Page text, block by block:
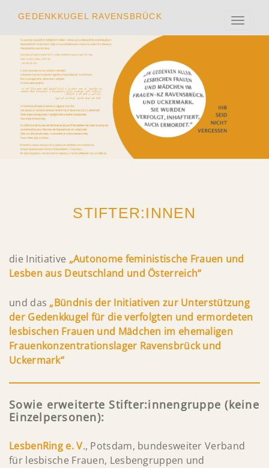
Toggle
GEDENKKUGEL RAVENSBRÜCK
STIFTER:INNEN
die Initiative „Autonome feministische Frauen und
Lesben aus Deutschland und Österreich“
und das „Bündnis der Initiativen zur Unterstützung
der Gedenkkugel für die verfolgten und ermordeten
lesbischen Frauen und Mädchen im ehemaligen
Frauenkonzentrationslager Ravensbrück und
Uckermark“
Sowie erweiterte Stifter:innengruppe (keine
Einzelpersonen):
LesbenRing e. V., Potsdam, bundesweiter Verband
für lesbische Frauen, Lesbengruppen und